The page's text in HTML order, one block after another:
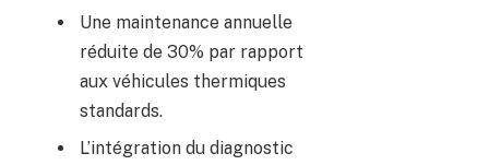
Une maintenance annuelle
réduite de 30% par rapport
aux véhicules thermiques
standards.
L’intégration du diagnostic